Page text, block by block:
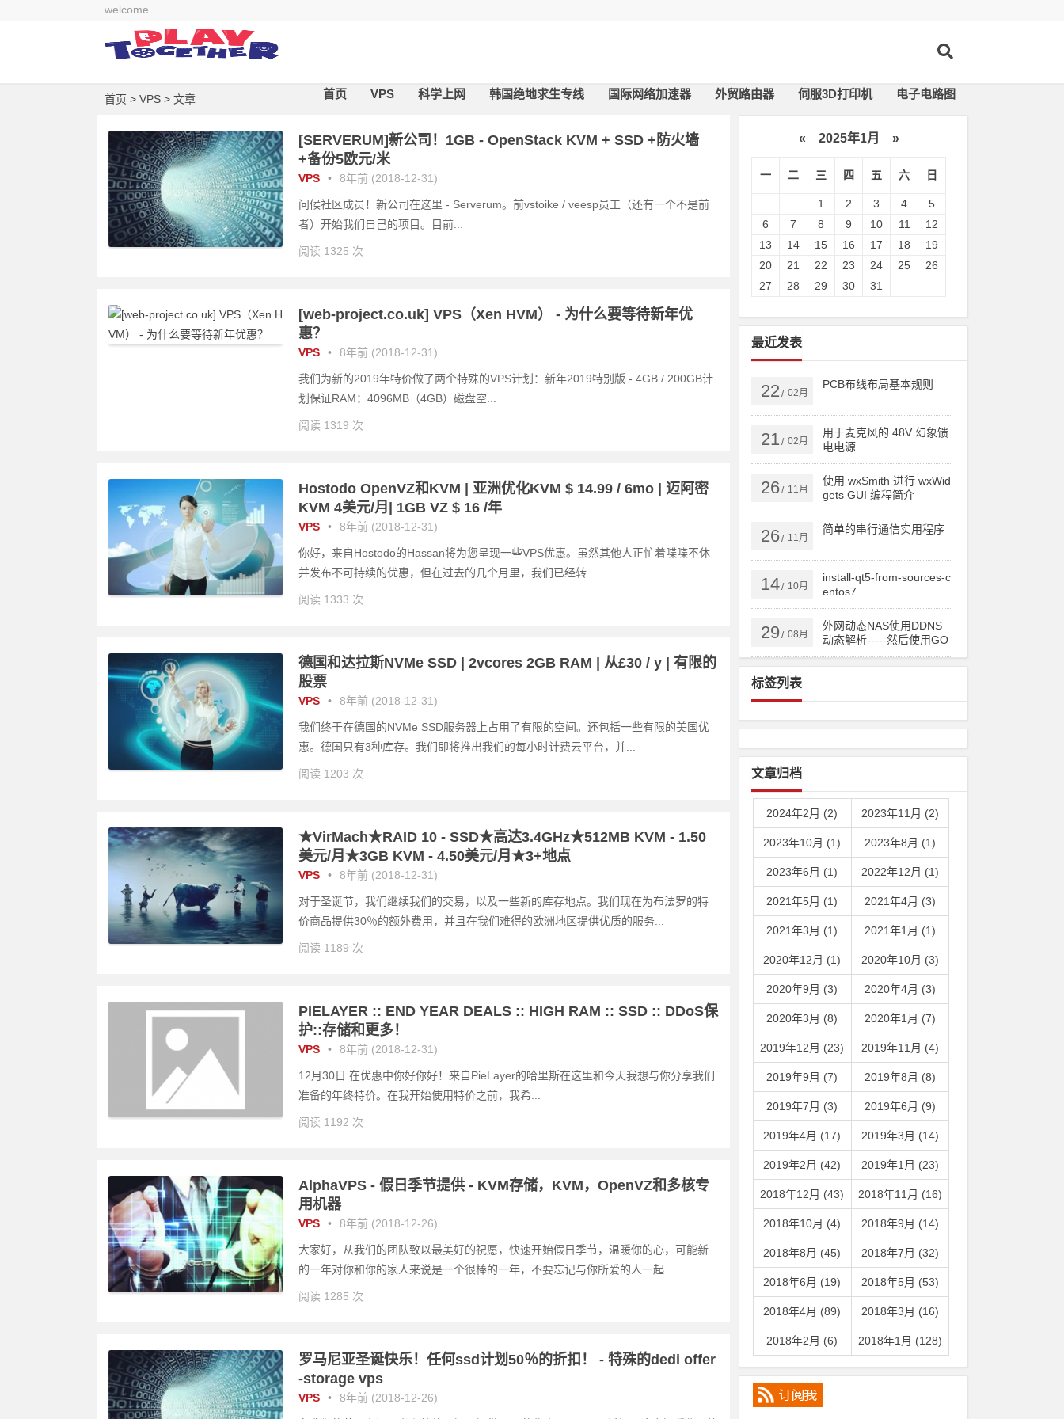
welcome
首页 VPS 科学上网 韩国绝地求生专线 国际网络加速器 外贸路由器 伺服3D打印机 电子电路图
首页 > VPS > 文章
[SERVERUM]新公司！1GB - OpenStack KVM + SSD +防火墙
+备份5欧元/米
VPS • 8年前 (2018-12-31)
问候社区成员！新公司在这里 - Serverum。前vstoike / veesp员工（还有一个不是前
者）开始我们自己的项目。目前...
阅读 1325 次
[web-project.co.uk] VPS（Xen HVM） - 为什么要等待新年优
惠？
VPS • 8年前 (2018-12-31)
我们为新的2019年特价做了两个特殊的VPS计划：新年2019特别版 - 4GB / 200GB计
划保证RAM：4096MB（4GB）磁盘空...
阅读 1319 次
Hostodo OpenVZ和KVM | 亚洲优化KVM $ 14.99 / 6mo | 迈阿密
KVM 4美元/月| 1GB VZ $ 16 /年
VPS • 8年前 (2018-12-31)
你好，来自Hostodo的Hassan将为您呈现一些VPS优惠。虽然其他人正忙着喋喋不休
并发布不可持续的优惠，但在过去的几个月里，我们已经转...
阅读 1333 次
德国和达拉斯NVMe SSD | 2vcores 2GB RAM | 从£30 / y | 有限的
股票
VPS • 8年前 (2018-12-31)
我们终于在德国的NVMe SSD服务器上占用了有限的空间。还包括一些有限的美国优
惠。德国只有3种库存。我们即将推出我们的每小时计费云平台，并...
阅读 1203 次
★VirMach★RAID 10 - SSD★高达3.4GHz★512MB KVM - 1.50
美元/月★3GB KVM - 4.50美元/月★3+地点
VPS • 8年前 (2018-12-31)
对于圣诞节，我们继续我们的交易，以及一些新的库存地点。我们现在为布法罗的特
价商品提供30％的额外费用，并且在我们难得的欧洲地区提供优质的服务...
阅读 1189 次
PIELAYER :: END YEAR DEALS :: HIGH RAM :: SSD :: DDoS保
护::存储和更多！
VPS • 8年前 (2018-12-31)
12月30日 在优惠中你好你好！来自PieLayer的哈里斯在这里和今天我想与你分享我们
准备的年终特价。在我开始使用特价之前，我希...
阅读 1192 次
AlphaVPS - 假日季节提供 - KVM存储，KVM，OpenVZ和多核专
用机器
VPS • 8年前 (2018-12-26)
大家好，从我们的团队致以最美好的祝愿，快速开始假日季节，温暖你的心，可能新
的一年对你和你的家人来说是一个很棒的一年，不要忘记与你所爱的人一起...
阅读 1285 次
罗马尼亚圣诞快乐！任何ssd计划50％的折扣！ - 特殊的dedi offer
-storage vps
VPS • 8年前 (2018-12-26)
« 2025年1月 »
一 二 三 四 五 六 日
1 2 3 4
5
6
7 8 9 10 11
12
13
14 15 16 17 18
19
20
21 22 23 24 25
26
27
28 29 30 31
最近发表
22 / 02月
PCB布线布局基本规则
21 / 02月
用于麦克风的 48V 幻象馈
电电源
26/ 11月
使用 wxSmith 进行 wxWid
gets GUI 编程简介
26/ 11月
简单的串行通信实用程序
14/ 10月
install-qt5-from-sources-c
entos7
29/ 08月
外网动态NAS使用DDNS
动态解析-----然后使用GO
DADDY跟踪IP实现顶级域
名或者二级域名直接实时
标签列表
文章归档
2024年2月 (2) 2023年11月 (2)
2023年10月 (1) 2023年8月 (1)
2023年6月 (1) 2022年12月 (1)
2021年5月 (1) 2021年4月 (3)
2021年3月 (1) 2021年1月 (1)
2020年12月 (1) 2020年10月 (3)
2020年9月 (3) 2020年4月 (3)
2020年3月 (8) 2020年1月 (7)
2019年12月 (23) 2019年11月 (4)
2019年9月 (7) 2019年8月 (8)
2019年7月 (3) 2019年6月 (9)
2019年4月 (17) 2019年3月 (14)
2019年2月 (42) 2019年1月 (23)
2018年12月 (43) 2018年11月 (16)
2018年10月 (4) 2018年9月 (14)
2018年8月 (45) 2018年7月 (32)
2018年6月 (19) 2018年5月 (53)
2018年4月 (89) 2018年3月 (16)
2018年2月 (6) 2018年1月 (128)